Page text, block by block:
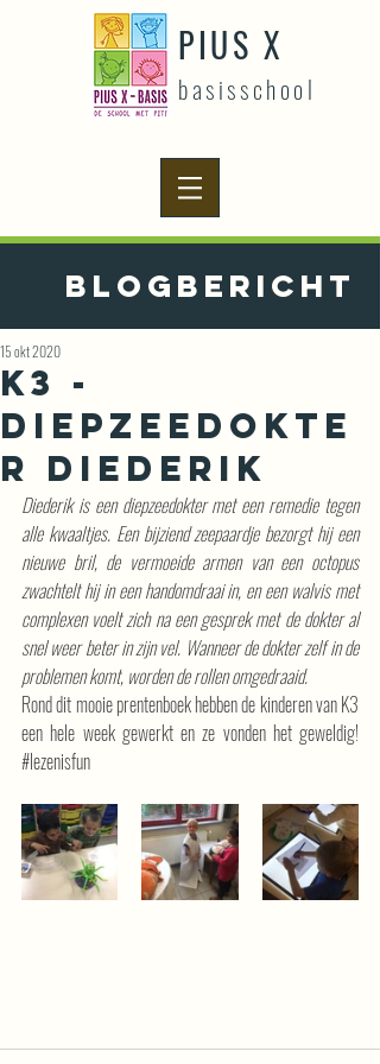
PIUS X
basisschool
Blogbericht
K3 -
Diepzeedokte
r Diederik
15 okt 2020
Diederik is een diepzeedokter met een remedie tegen
alle kwaaltjes. Een bijziend zeepaardje bezorgt hij een
nieuwe bril, de vermoeide armen van een octopus
zwachtelt hij in een handomdraai in, en een walvis met
complexen voelt zich na een gesprek met de dokter al
snel weer beter in zijn vel. Wanneer de dokter zelf in de
problemen komt, worden de rollen omgedraaid.
Rond dit mooie prentenboek hebben de kinderen van K3
#lezenisfun